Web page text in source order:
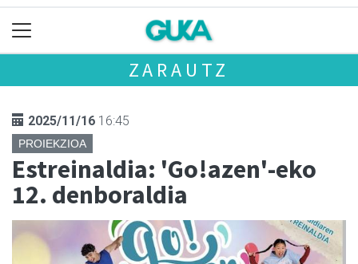
ZARAUTZ
2025/11/16 16:45
PROIEKZIOA
Estreinaldia: 'Go!azen'-eko
12. denboraldia